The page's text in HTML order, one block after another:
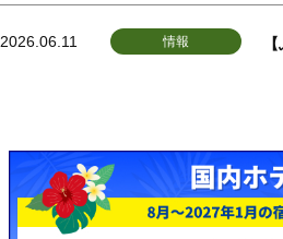
情報
2026.06.11